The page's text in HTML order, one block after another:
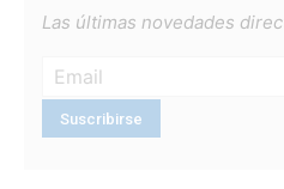
Las últimas novedades